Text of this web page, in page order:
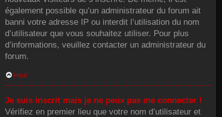
également possible qu’un administrateur du forum ait
banni votre adresse IP ou interdit l’utilisation du nom
d’utilisateur que vous souhaitez utiliser. Pour plus
d’informations, veuillez contacter un administrateur du
forum.
Haut
Je suis inscrit mais je ne peux pas me connecter !
Vérifiez en premier lieu que votre nom d’utilisateur et